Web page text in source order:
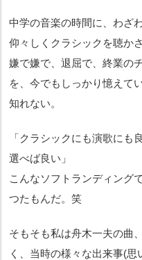
中学の音楽の時間に、わざ
仰々しくクラシックを聴かさ
嫌で嫌で、退屈で、終業の
を、今でもしっかり憶えて
知れない。
「クラシックにも演歌にも
選べば良い」
こんなソフトランディング
つたもんだ。笑
そもそも私は舟木一夫の曲
く、当時の様々な出来事(